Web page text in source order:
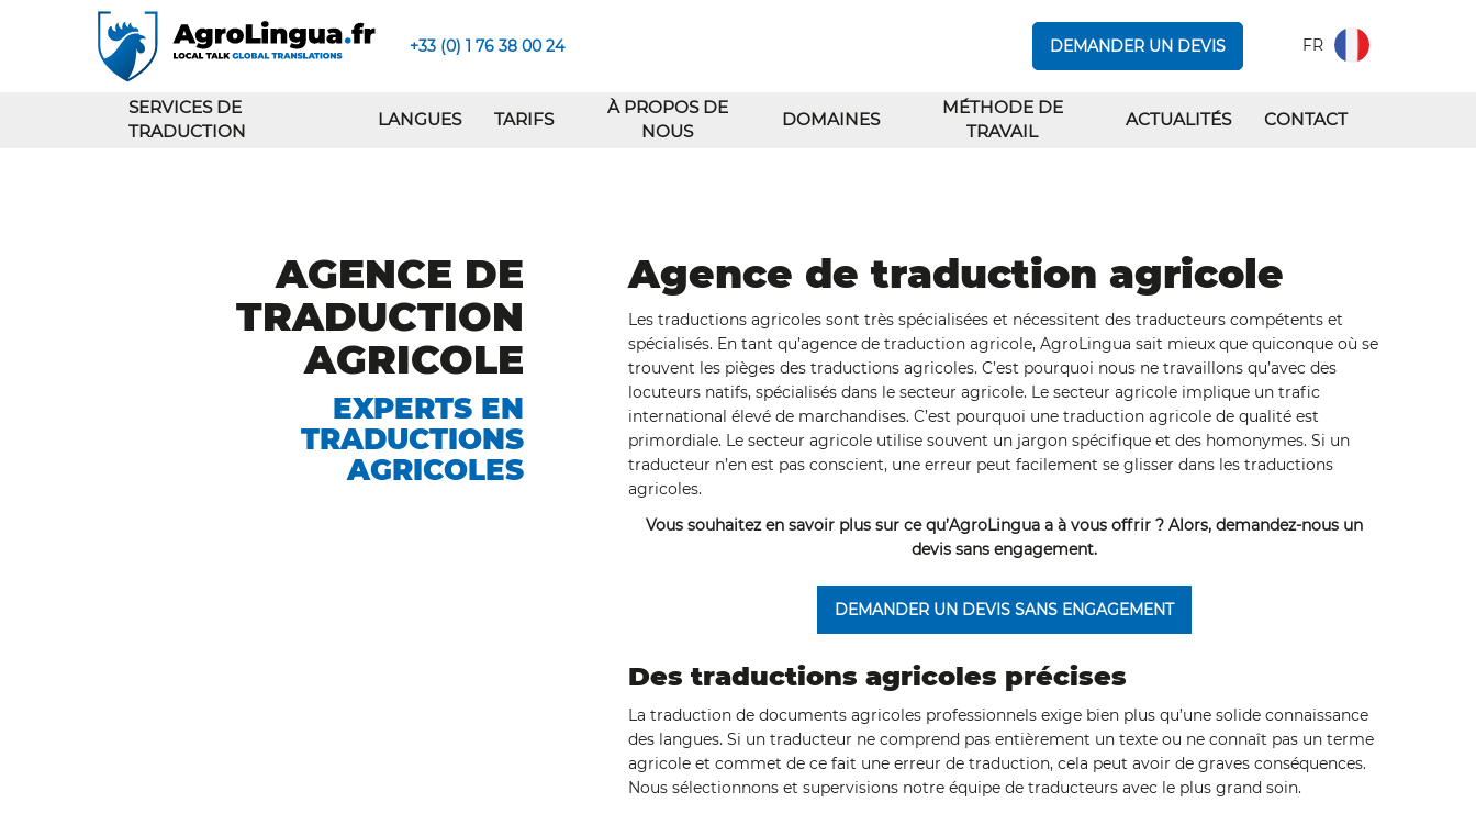
+33 (0) 1 76 38 00 24 DEMANDER UN DEVIS FR
SERVICES DE
TRADUCTION
LANGUES TARIFS
À PROPOS DE
NOUS
DOMAINES
MÉTHODE DE
TRAVAIL
ACTUALITÉS CONTACT
AGENCE DE
TRADUCTION
AGRICOLE
EXPERTS EN
TRADUCTIONS
AGRICOLES
Agence de traduction agricole
Les traductions agricoles sont très spécialisées et nécessitent des traducteurs compétents et
spécialisés. En tant qu’agence de traduction agricole, AgroLingua sait mieux que quiconque où se
trouvent les pièges des traductions agricoles. C’est pourquoi nous ne travaillons qu’avec des
locuteurs natifs, spécialisés dans le secteur agricole. Le secteur agricole implique un trafic
international élevé de marchandises. C’est pourquoi une traduction agricole de qualité est
primordiale. Le secteur agricole utilise souvent un jargon spécifique et des homonymes. Si un
traducteur n’en est pas conscient, une erreur peut facilement se glisser dans les traductions
agricoles.
Vous souhaitez en savoir plus sur ce qu’AgroLingua a à vous offrir ? Alors, demandez-nous un
devis sans engagement.
DEMANDER UN DEVIS SANS ENGAGEMENT
Des traductions agricoles précises
La traduction de documents agricoles professionnels exige bien plus qu’une solide connaissance
des langues. Si un traducteur ne comprend pas entièrement un texte ou ne connaît pas un terme
agricole et commet de ce fait une erreur de traduction, cela peut avoir de graves conséquences.
Nous sélectionnons et supervisions notre équipe de traducteurs avec le plus grand soin.